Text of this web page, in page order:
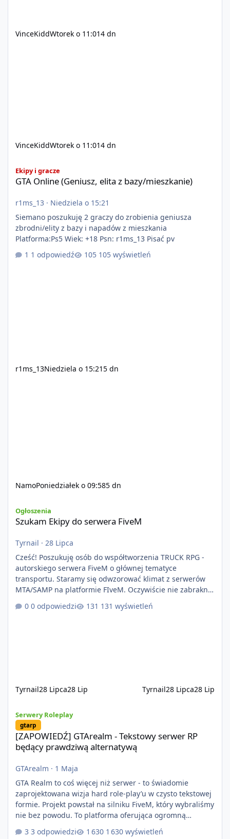
VinceKiddWtorek o 11:014 dn
VinceKiddWtorek o 11:014 dn
Ekipy i gracze
GTA Online (Geniusz, elita z bazy/mieszkanie)
r1ms_13 · Niedziela o 15:21
Siemano poszukuję 2 graczy do zrobienia geniusza
zbrodni/elity z bazy i napadów z mieszkania
Platforma:Ps5 Wiek: +18 Psn: r1ms_13 Pisać pv
1 odpowiedź
105 wyświetleń
r1ms_13Niedziela o 15:215 dn
NamoPoniedziałek o 09:585 dn
Ogłoszenia
Szukam Ekipy do serwera FiveM
Tyrnail · 28 Lipca
Cześć! Poszukuję osób do współtworzenia TRUCK RPG -
autorskiego serwera FiveM o głównej tematyce
transportu. Staramy się odwzorować klimat z serwerów
MTA/SAMP na platformie FIveM. Oczywiście nie zabraknie
kontentu dla graczy którzy chcą robić coś innego niż
jeździć ciężarówką. Projekt tworzony jest od podstaw z
0 odpowiedzi 131 wyświetleń
Tyrnail28 Lipca28 Lip Tyrnail28 Lipca28 Lip
Serwery Roleplay
gtarp
[ZAPOWIEDŹ] GTArealm - Tekstowy serwer RP
będący prawdziwą alternatywą
GTArealm · 1 Maja
GTA Realm to coś więcej niż serwer - to świadomie
zaprojektowana wizja hard role-play’u w czysto tekstowej
formie. Projekt powstał na silniku FiveM, który wybraliśmy
nie bez powodu. To platforma oferująca ogromną
elastyczność i znacznie szybszy rozwój systemów niż w
przypadku innych rozwiązań. Usprawniona
3 odpowiedzi 1 630 wyświetleń